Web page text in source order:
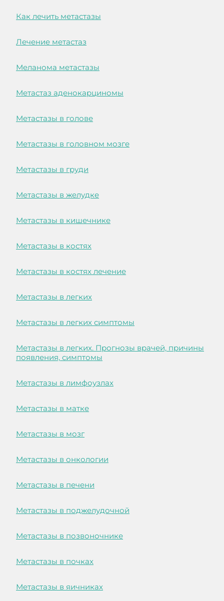
Как лечить метастазы
Лечение метастаз
Меланома метастазы
Метастаз аденокарциномы
Метастазы в голове
Метастазы в головном мозге
Метастазы в груди
Метастазы в желудке
Метастазы в кишечнике
Метастазы в костях
Метастазы в костях лечение
Метастазы в легких
Метастазы в легких симптомы
Метастазы в легких. Прогнозы врачей, причины
появления, симптомы
Метастазы в лимфоузлах
Метастазы в матке
Метастазы в мозг
Метастазы в онкологии
Метастазы в печени
Метастазы в поджелудочной
Метастазы в позвоночнике
Метастазы в почках
Метастазы в яичниках